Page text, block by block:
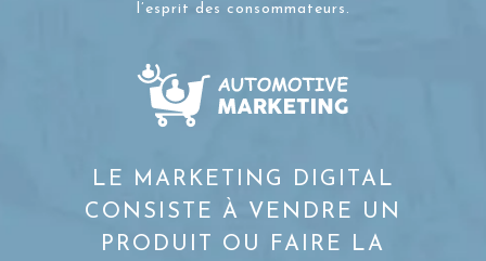
l’esprit des consommateurs.
LE MARKETING DIGITAL
CONSISTE À VENDRE UN
PRODUIT OU FAIRE LA